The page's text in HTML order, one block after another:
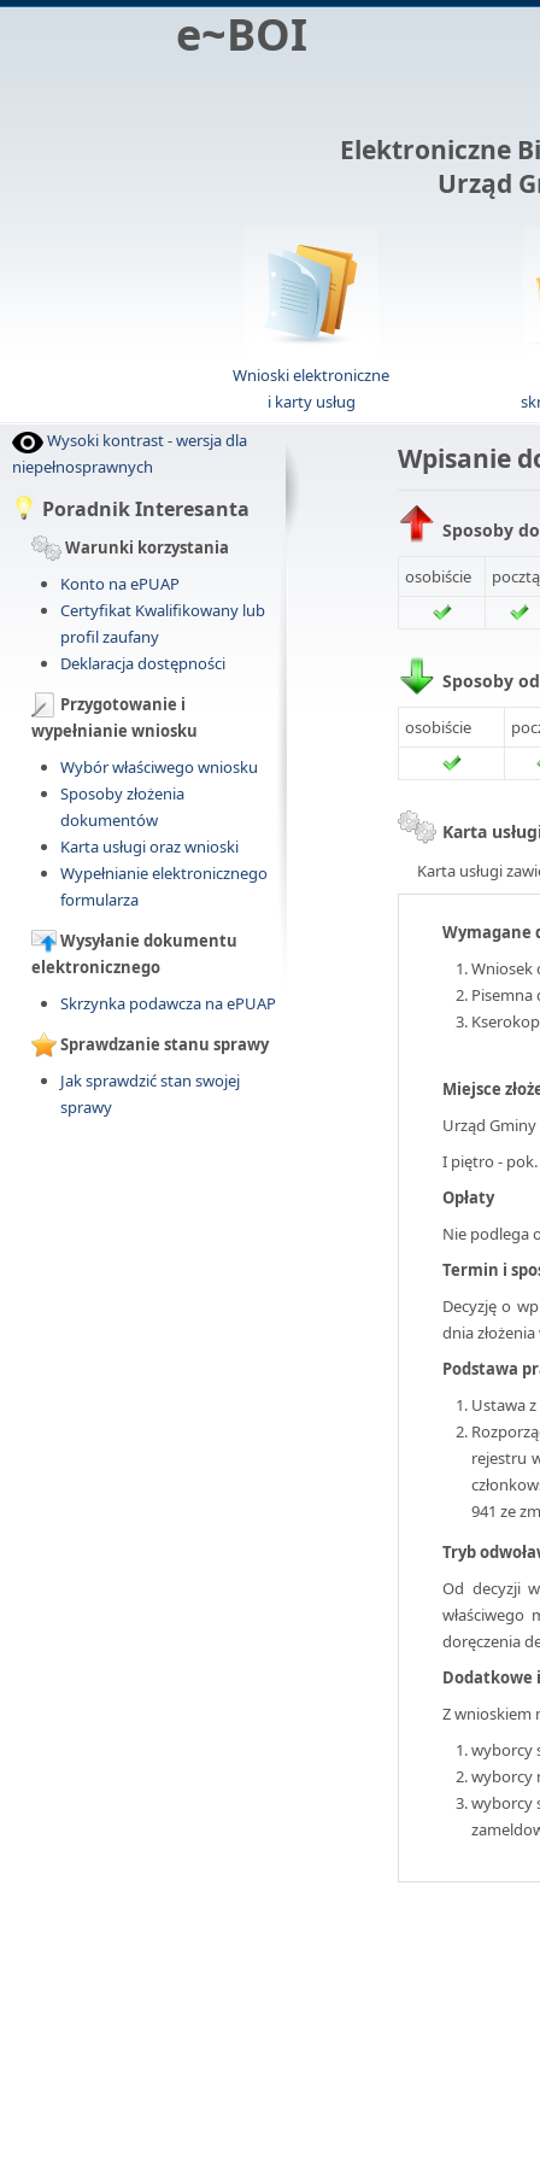
e~BOI
Elektroniczne
Urząd
Wnioski elektroniczne
i karty usług
Wysoki kontrast - wersja dla
niepełnosprawnych
Poradnik Interesanta
Warunki korzystania
Konto na ePUAP
Certyfikat Kwalifikowany lub
profil zaufany
Deklaracja dostępności
Przygotowanie i
wypełnianie wniosku
Wybór właściwego wniosku
Sposoby złożenia
dokumentów
Karta usługi oraz wnioski
Wypełnianie elektronicznego
formularza
Wysyłanie dokumentu
elektronicznego
Skrzynka podawcza na ePUAP
Sprawdzanie stanu sprawy
Jak sprawdzić stan swojej
sprawy
Wpisanie
Sposoby
osobiście pocztą
Sposoby
osobiście
Karta
Karta usługi
Wymagane
Wniosek
Pisemna
Miejsce
Urząd
I piętro -
Opłaty
Nie podlega
Termin i
Decyzję o
dnia
Podstawa
Ustawa z
rejestru
941 ze
Tryb
Od decyzji
doręczenia
Dodatkowe
Z wnioskiem
wyborcy
wyborcy
wyborcy